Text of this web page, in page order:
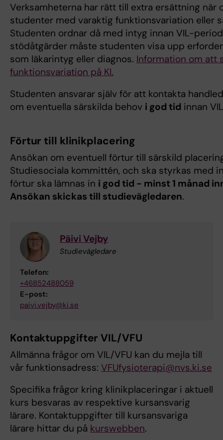
Verksamheterna har rätt till extra ersättning när
studenter med varaktig funktionsvariation eller
Studenten ordnar då med intyg innan VIL-
stödåtgärder måste studenten visa upp
som läkarintyg eller diagnos. Information om att
funktionsvariation på KI.
Studenten ansvarar själv för att kontakta
om eventuella särskilda behov i god tid innan
Förtur till klinikplacering
Ansökan om eventuell förtur till särskild
Studiesociala kommittén, och ska styrkas med
förtur ska lämnas in i god tid - minst 1 månad
Ansökan skickas till studievägledaren.
Päivi Vejby
Studievägledare
Telefon:
+46852488059
E-post:
paivi.vejby@ki.se
Kontaktuppgifter VIL/VFU
Allmänna frågor om VIL/VFU kan du mejla till
vår funktionsadress: VFUfysioterapi@nvs.ki.se
Specifika frågor kring klinikplaceringar i aktuell
kurs besvaras av respektive kursansvarig
lärare. Kontaktuppgifter till kursansvariga
lärare hittar du på kurswebben.